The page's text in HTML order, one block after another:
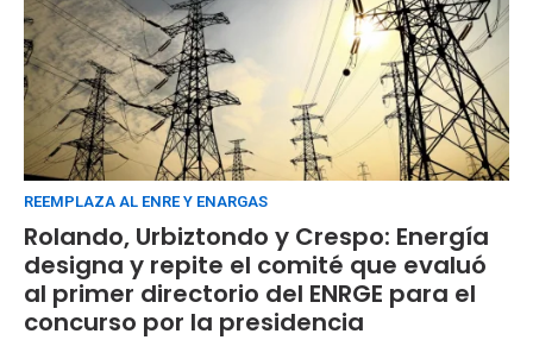
REEMPLAZA AL ENRE Y ENARGAS
Rolando, Urbiztondo y Crespo: Energía
designa y repite el comité que evaluó
al primer directorio del ENRGE para el
concurso por la presidencia